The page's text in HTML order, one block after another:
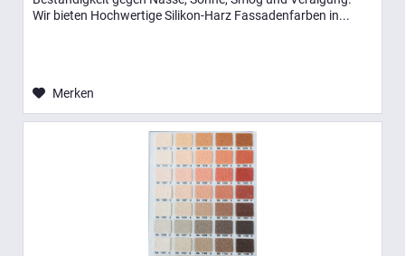
Wir bieten Hochwertige Silikon-Harz Fassadenfarben in...
Merken